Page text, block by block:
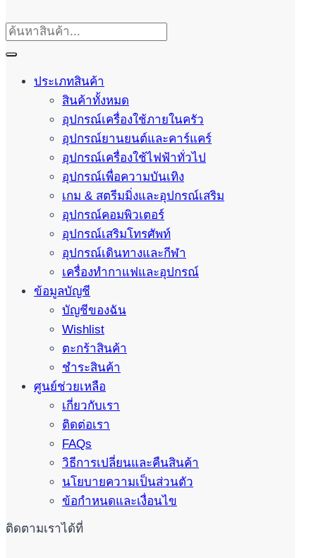
ประเภทสินค้า
สินค้าทั้งหมด
อุปกรณ์เครื่องใช้ภายในครัว
อุปกรณ์ยานยนต์และคาร์แคร์
อุปกรณ์เครื่องใช้ไฟฟ้าทั่วไป
อุปกรณ์เพื่อความบันเทิง
เกม & สตรีมมิ่งและอุปกรณ์เสริม
อุปกรณ์คอมพิวเตอร์
อุปกรณ์เสริมโทรศัพท์
อุปกรณ์เดินทางและกีฬา
เครื่องทำกาแฟและอุปกรณ์
ข้อมูลบัญชี
บัญชีของฉัน
Wishlist
ตะกร้าสินค้า
ชำระสินค้า
ศูนย์ช่วยเหลือ
เกี่ยวกับเรา
ติดต่อเรา
FAQs
วิธีการเปลี่ยนและคืนสินค้า
นโยบายความเป็นส่วนตัว
ข้อกำหนดและเงื่อนไข
ติดตามเราได้ที่